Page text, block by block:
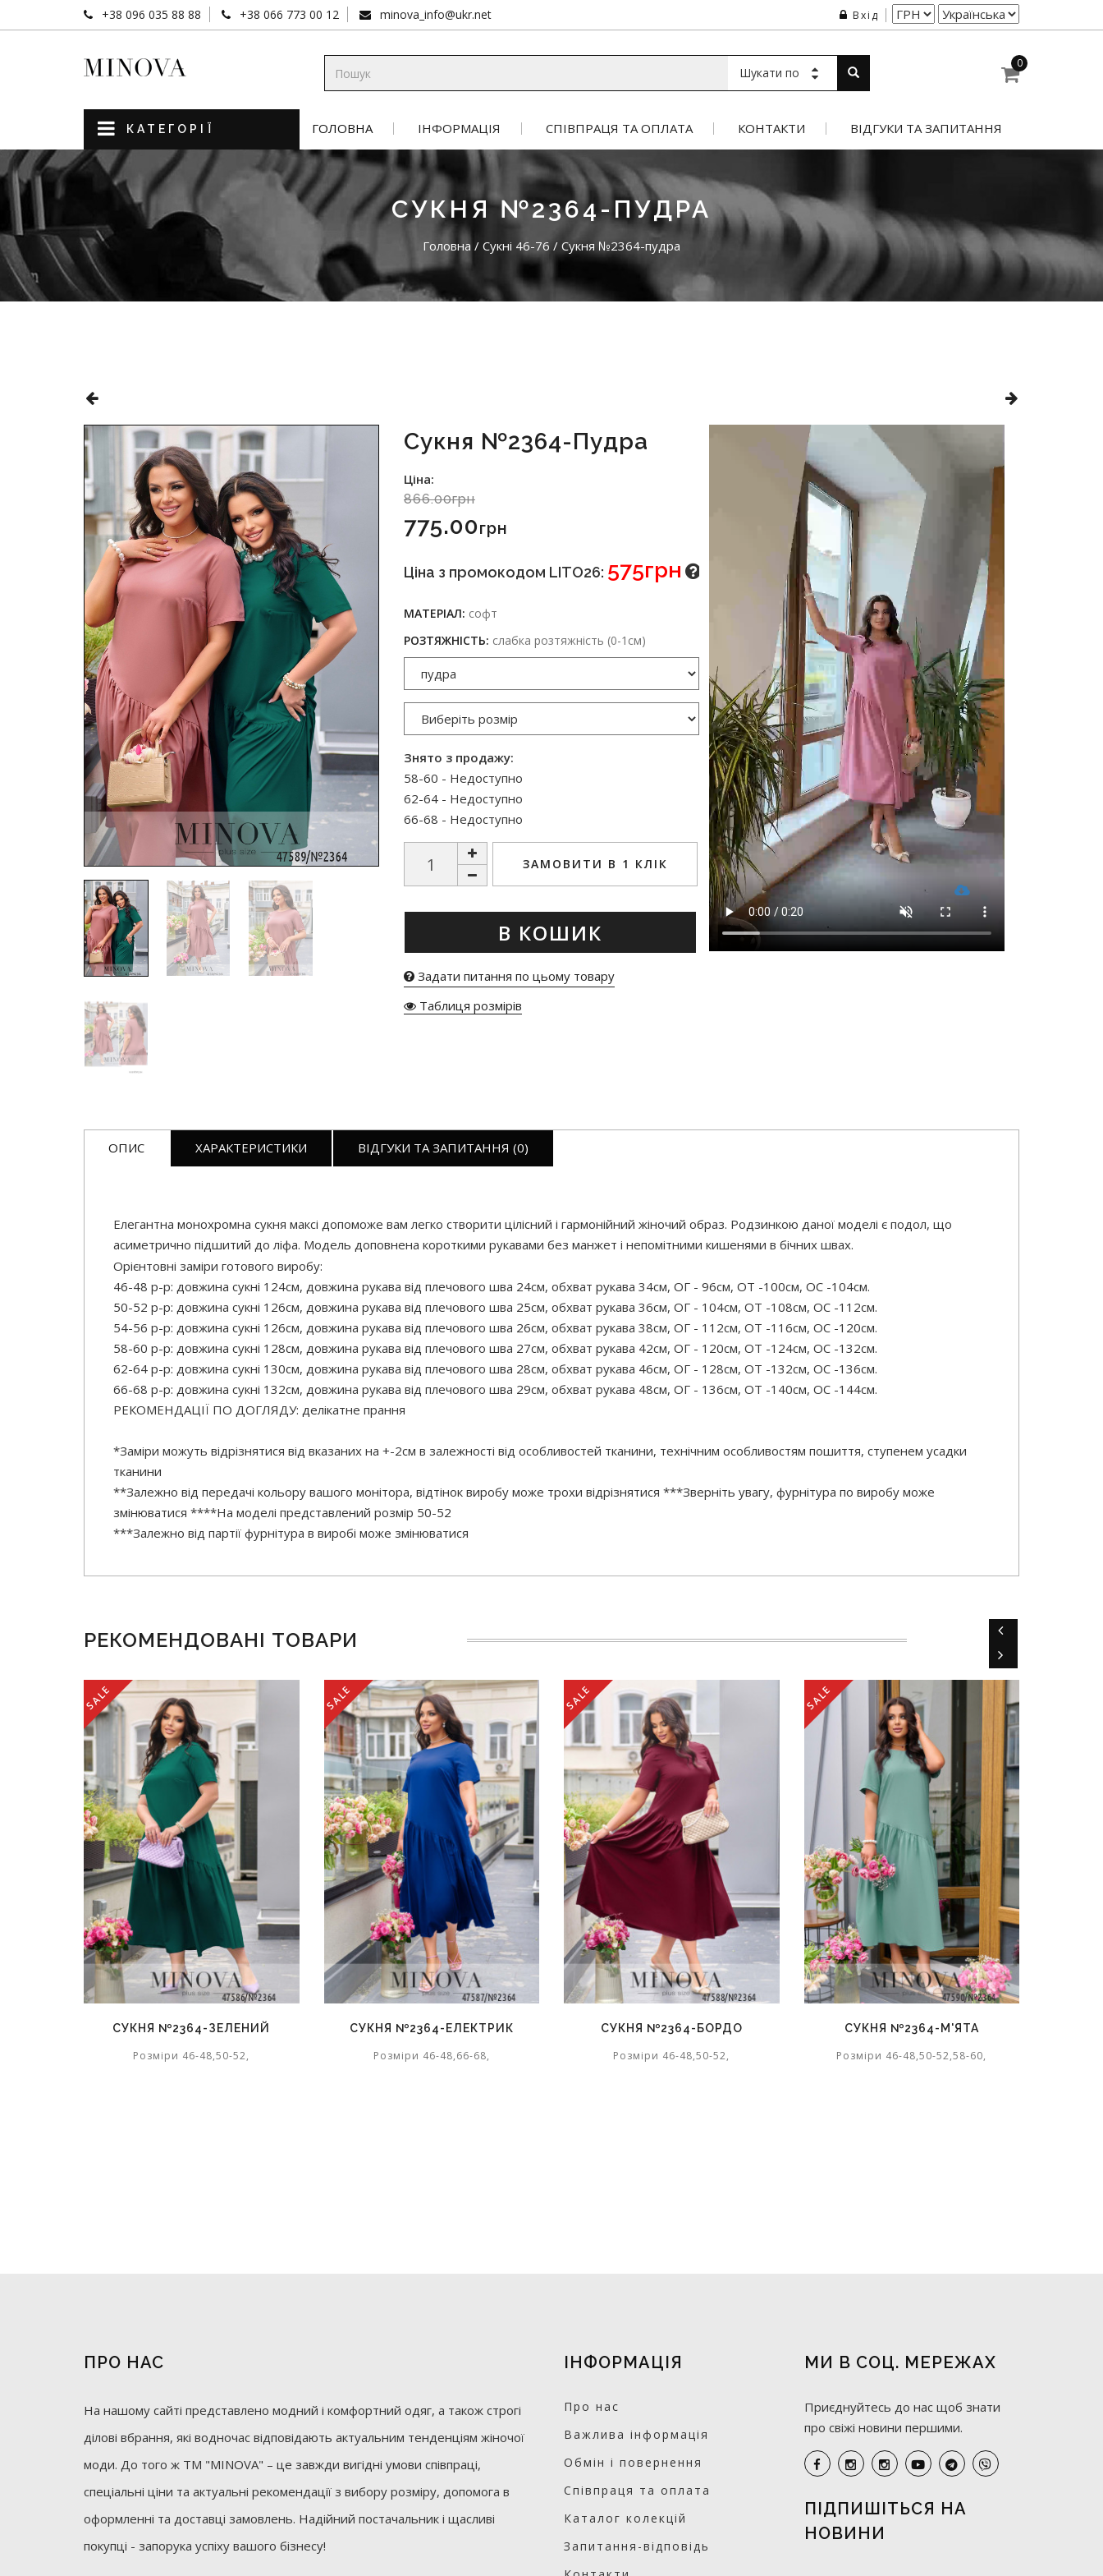
+38 096 035 88 88 +38 066 773 00 12 minova_info@ukr.net Вхід
Шукати по
0
КАТЕГОРІЇ ГОЛОВНА ІНФОРМАЦІЯ СПІВПРАЦЯ ТА ОПЛАТА КОНТАКТИ ВІДГУКИ ТА ЗАПИТАННЯ
СУКНЯ №2364-ПУДРА
Головна / Сукні 46-76 / Сукня №2364-пудра
Сукня №2364-Пудра
Ціна:
866.00грн
775.00Грн
Ціна з промокодом LITO26: 575грн
МАТЕРІАЛ: софт
РОЗТЯЖНІСТЬ: слабка розтяжність (0-1см)
Знято з продажу:
58-60 - Недоступно
62-64 - Недоступно
66-68 - Недоступно
ЗАМОВИТИ В 1 КЛІК
В КОШИК
Задати питання по цьому товару
Таблиця розмірів
ОПИС ХАРАКТЕРИСТИКИ ВІДГУКИ ТА ЗАПИТАННЯ (0)
Елегантна монохромна сукня максі допоможе вам легко створити цілісний і гармонійний жіночий образ. Родзинкою даної моделі є подол, що
асиметрично підшитий до ліфа. Модель доповнена короткими рукавами без манжет і непомітними кишенями в бічних швах.
Орієнтовні заміри готового виробу:
46-48 р-р: довжина сукні 124см, довжина рукава від плечового шва 24см, обхват рукава 34см, ОГ - 96см, ОТ -100см, OC -104см.
50-52 р-р: довжина сукні 126см, довжина рукава від плечового шва 25см, обхват рукава 36см, ОГ - 104см, ОТ -108см, OC -112см.
54-56 р-р: довжина сукні 126см, довжина рукава від плечового шва 26см, обхват рукава 38см, ОГ - 112см, ОТ -116см, OC -120см.
58-60 р-р: довжина сукні 128см, довжина рукава від плечового шва 27см, обхват рукава 42см, ОГ - 120см, ОТ -124см, OC -132см.
62-64 р-р: довжина сукні 130см, довжина рукава від плечового шва 28см, обхват рукава 46см, ОГ - 128см, ОТ -132см, OC -136см.
66-68 р-р: довжина сукні 132см, довжина рукава від плечового шва 29см, обхват рукава 48см, ОГ - 136см, ОТ -140см, OC -144см.
РЕКОМЕНДАЦІЇ ПО ДОГЛЯДУ: делікатне прання
*Заміри можуть відрізнятися від вказаних на +-2см в залежності від особливостей тканини, технічним особливостям пошиття, ступенем усадки
тканини
**Залежно від передачі кольору вашого монітора, відтінок виробу може трохи відрізнятися ***Зверніть увагу, фурнітура по виробу може
змінюватися ****На моделі представлений розмір 50-52
***Залежно від партії фурнітура в виробі може змінюватися
РЕКОМЕНДОВАНІ ТОВАРИ
SALE
СУКНЯ №2364-ЗЕЛЕНИЙ
Розміри 46-48,50-52,
SALE
СУКНЯ №2364-ЕЛЕКТРИК
Розміри 46-48,66-68,
SALE
СУКНЯ №2364-БОРДО
Розміри 46-48,50-52,
SALE
СУКНЯ №2364-М'ЯТА
Розміри 46-48,50-52,58-60,
ПРО НАС
На нашому сайті представлено модний і комфортний одяг, а також строгі
ділові вбрання, які водночас відповідають актуальним тенденціям жіночої
моди. До того ж ТМ "MINOVA" – це завжди вигідні умови співпраці,
спеціальні ціни та актуальні рекомендації з вибору розміру, допомога в
оформленні та доставці замовлень. Надійний постачальник і щасливі
покупці - запорука успіху вашого бізнесу!
ІНФОРМАЦІЯ
Про нас
Важлива інформація
Обмін і повернення
Співпраця та оплата
Каталог колекцій
Запитання-відповідь
МИ В СОЦ. МЕРЕЖАХ
Приєднуйтесь до нас щоб знати
про свіжі новини першими.
ПІДПИШІТЬСЯ НА
НОВИНИ